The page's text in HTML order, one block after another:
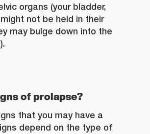
organs (your bladder,
not be held in their
may bulge down into the
of prolapse?
that you may have a
depend on the type of